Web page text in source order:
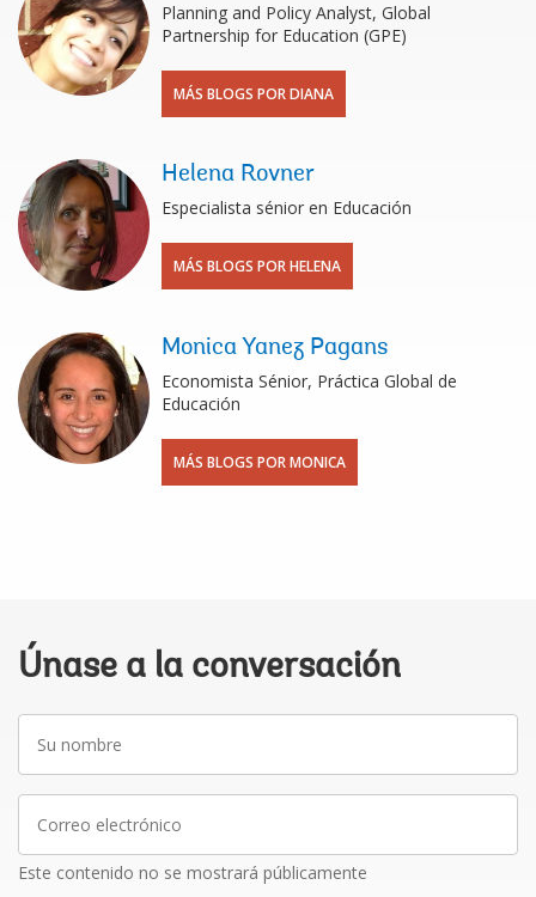
Planning and Policy Analyst, Global
Partnership for Education (GPE)
MÁS BLOGS POR DIANA
Helena Rovner
Especialista sénior en Educación
MÁS BLOGS POR HELENA
Monica Yanez Pagans
Economista Sénior, Práctica Global de
Educación
MÁS BLOGS POR MONICA
Únase a la conversación
nombre
electrónico
Este contenido no se mostrará públicamente